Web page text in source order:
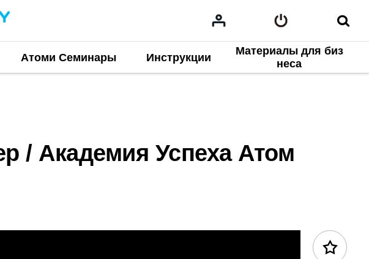
Атоми Семинары Инструкции
Материалы для биз
неса
02.03.2025 Предыдущее содержание
/ Академия Успеха Атом